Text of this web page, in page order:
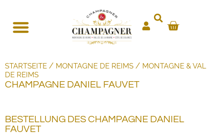
STARTSEITE / MONTAGNE DE REIMS / MONTAGNE & VAL
DE REIMS
CHAMPAGNE DANIEL FAUVET
BESTELLUNG DES CHAMPAGNE DANIEL
FAUVET